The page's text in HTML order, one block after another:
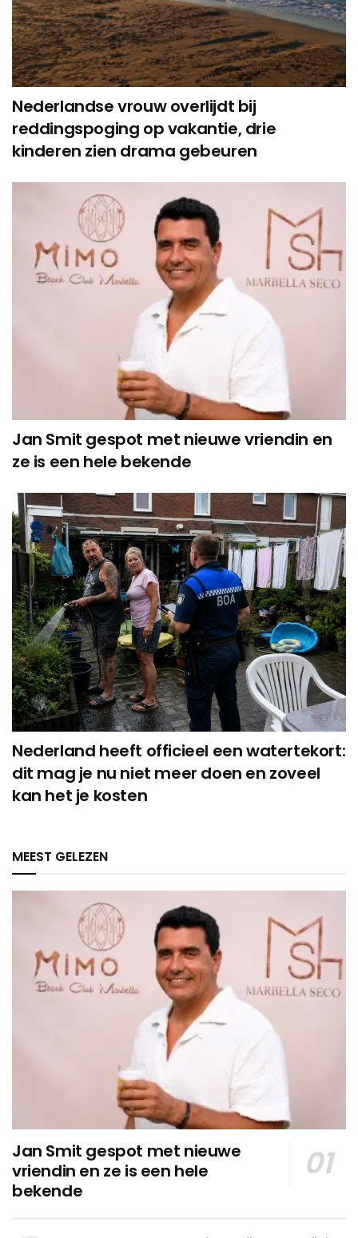
Nederlandse vrouw overlijdt bij
reddingspoging op vakantie, drie
kinderen zien drama gebeuren
Jan Smit gespot met nieuwe vriendin en
ze is een hele bekende
Nederland heeft officieel een watertekort:
dit mag je nu niet meer doen en zoveel
kan het je kosten
MEEST GELEZEN
Jan Smit gespot met nieuwe
vriendin en ze is een hele
bekende